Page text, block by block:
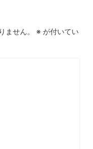
ません。 ※ が付いてい